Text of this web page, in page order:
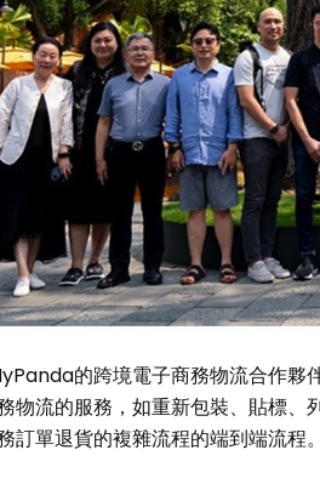
的跨境電子商務物流合作
物流的服務，如重新包裝、貼標、
訂單退貨的複雜流程的端到端流程。